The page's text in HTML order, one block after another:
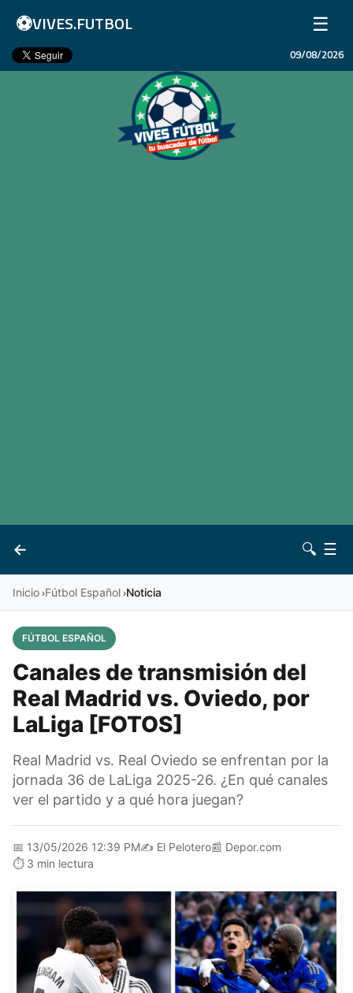
⚽VIVES.FUTBOL ☰
Inicio
09/08/2026
←
Vives 🔍 ☰
Inicio ›Fútbol Español ›Noticia
FÚTBOL ESPAÑOL
Canales de transmisión del
Real Madrid vs. Oviedo, por
LaLiga [FOTOS]
Real Madrid vs. Real Oviedo se enfrentan por la
jornada 36 de LaLiga 2025-26. ¿En qué canales
ver el partido y a qué hora juegan?
📅 13/05/2026 12:39 PM✍️ El Pelotero📰 Depor.com
⏱️ 3 min lectura